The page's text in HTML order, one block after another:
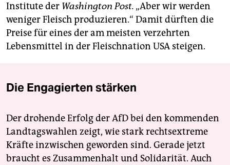
Institute der Washington Post. „Aber wir werden
weniger Fleisch produzieren.“ Damit dürften die
Preise für eines der am meisten verzehrten
Lebensmittel in der Fleischnation USA steigen.
Die Engagierten stärken
Der drohende Erfolg der AfD bei den kommenden
Landtagswahlen zeigt, wie stark rechtsextreme
Kräfte inzwischen geworden sind. Gerade jetzt
braucht es Zusammenhalt und Solidarität. Auch